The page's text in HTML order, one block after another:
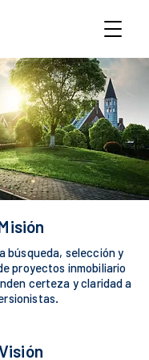
búsqueda, selección y
proyectos inmobiliario
certeza y claridad a